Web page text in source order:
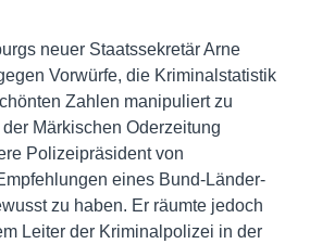
neuer Staatssekretär Arne
Vorwürfe, die Kriminalstatistik
Zahlen manipuliert zu
Märkischen Oderzeitung
Polizeipräsident von
eines Bund-Länder-
zu haben. Er räumte jedoch
Leiter der Kriminalpolizei in der